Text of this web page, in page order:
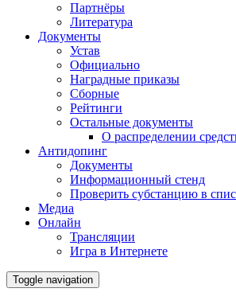
Партнёры
Литература
Документы
Устав
Официально
Наградные приказы
Сборные
Рейтинги
Остальные документы
О распределении
Антидопинг
Документы
Информационный стенд
Проверить субстанцию в
Медиа
Онлайн
Трансляции
Игра в Интернете
Toggle navigation